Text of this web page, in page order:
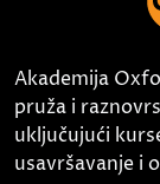
Akademija
pruža i
uključujući
usavršavanje i